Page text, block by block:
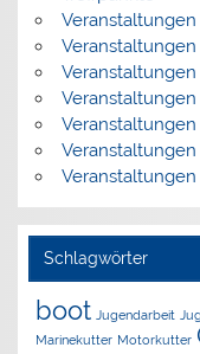
Veranstaltungen
Veranstaltungen
Veranstaltungen
Veranstaltungen
Veranstaltungen
Veranstaltungen
Veranstaltungen
Schlagwörter
boot Jugendarbeit
Marinekutter Motorkutter